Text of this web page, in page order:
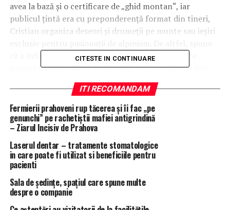
avea la bază şi o certificare de „ghid montan“, iar
publicul ţintă era cu preponderenţă format din tineri,
Cristian organiza deseori şi drumeţii pe munte sau ieşiri
că a înfiinţat agenţia tocmai pentru că avea aceste
pasiuni pentru munte şi călătorii, în general, trecând
peste toate provocările pieţei de atunci.
„În perioada aceea nu puteam folosi taxiul tot timpul şi,
în ciuda faptului că nu mi-au plăcut niciodată spaţiile
închise, eram nevoit să circul cu metroul. Și, ca să uit că
sunt în metrou, observam încălţămintea celor din faţa
mea şi îmi imaginam ce funcţie au“, îşi aminteşte el.
acum se desprinde o trăsătură definitorie, care
marchează drumul companiei până în prezent şi anume
CITESTE IN CONTINUARE
ITI RECOMANDAM
Fermierii prahoveni rup tăcerea și îi fac „pe
genunchi” pe rachetiștii mafiei antigrindină
– Ziarul Incisiv de Prahova
Laserul dentar – tratamente stomatologice
in care poate fi utilizat si beneficiile pentru
pacienti
Sala de ședințe, spațiul care spune multe
despre o companie